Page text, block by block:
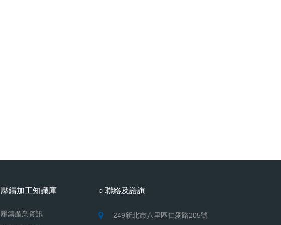
壓鑄加工知識庫
壓鑄產業資訊
○ 聯絡及諮詢
249新北市八里區仁愛路205號